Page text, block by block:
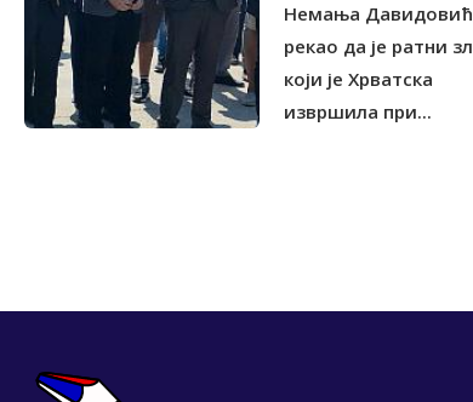
Немања Давидовић
рекао да је ратни
који је Хрватска
извршила при...